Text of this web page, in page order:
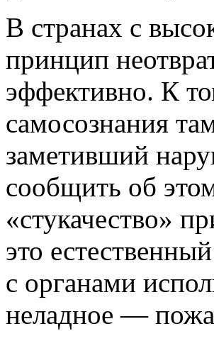
В странах с
принцип
эффективно. К
самосознания
заметивший
сообщить об
«стукачество»
это
с органами
неладное —